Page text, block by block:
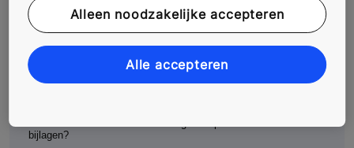
In welke taal moet ik het formulier invullen?
bijlagen?
Alleen noodzakelijke accepteren
Alle accepteren